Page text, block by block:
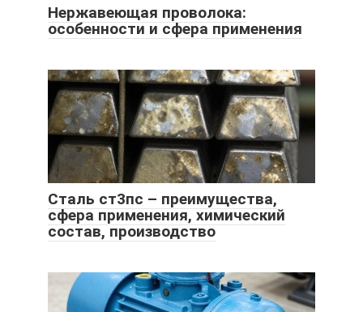
Нержавеющая проволока:
особенности и сфера применения
Сталь ст3пс – преимущества,
сфера применения, химический
состав, производство